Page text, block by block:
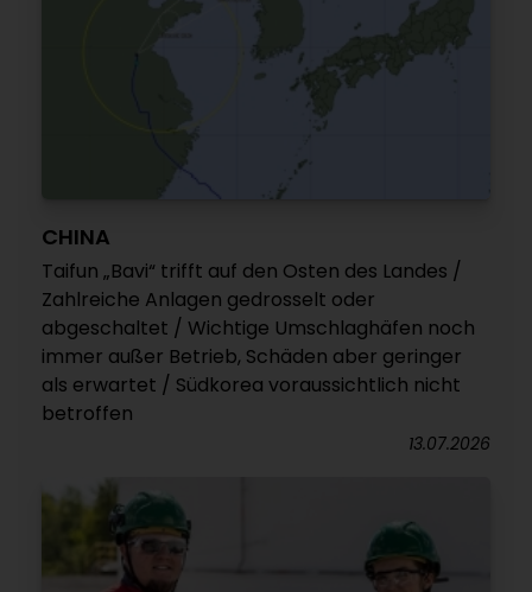
CHINA
Taifun „Bavi“ trifft auf den Osten des Landes /
Zahlreiche Anlagen gedrosselt oder
abgeschaltet / Wichtige Umschlaghäfen noch
immer außer Betrieb, Schäden aber geringer
als erwartet / Südkorea voraussichtlich nicht
betroffen
13.07.2026